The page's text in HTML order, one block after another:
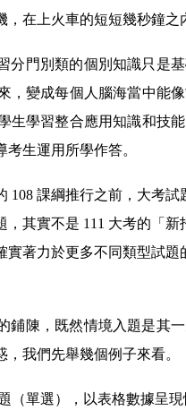
在上火車的短短幾秒鐘之
分門別類的個別知識只是
，變成每個人腦海當中能
生學習整合應用知識和技
生運用所學作答。
108 課綱推行之前，大考試
，其實不是 111 大考的「新
實著力於更多不同類型試
鋪陳，既然情境入題是其
我們先舉幾個例子來看。
（單選），以表格數據呈